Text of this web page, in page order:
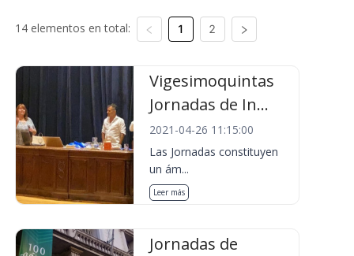
14 elementos en total: 1 2
Vigesimoquintas
Jornadas de In...
2021-04-26 11:15:00
Las Jornadas constituyen
un ám...
Leer más
Jornadas de